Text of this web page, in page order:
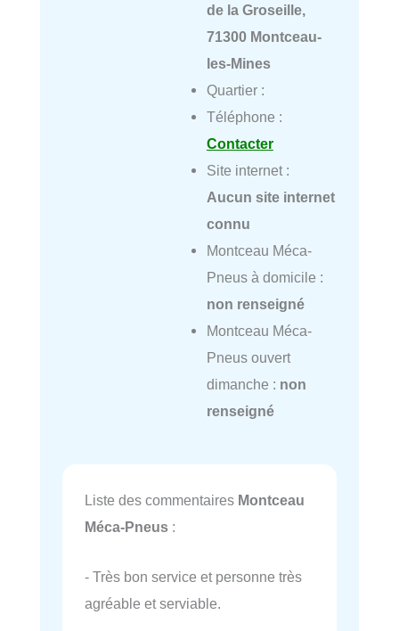
de la Groseille,
71300 Montceau-
les-Mines
Quartier :
Téléphone :
Contacter
Site internet :
Aucun site internet
connu
Montceau Méca-
Pneus à domicile :
non renseigné
Montceau Méca-
Pneus ouvert
dimanche : non
renseigné
Liste des commentaires Montceau
Méca-Pneus :
- Très bon service et personne très
agréable et serviable.